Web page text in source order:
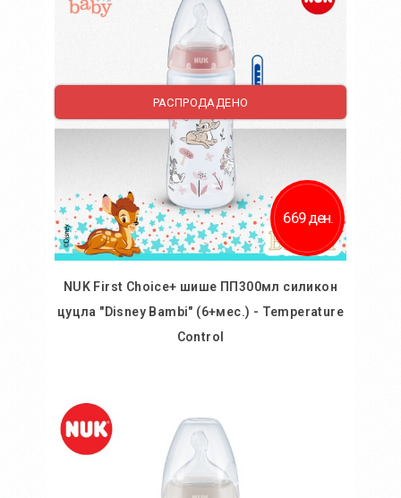
Додај во желби
Додај за споредба
РАСПРОДАДЕНО
669 ден.
NUK First Choice+ шише ПП300мл силикон
цуцла "Disney Bambi" (6+мес.) - Temperature
Control
Додај во желби
Додај за споредба